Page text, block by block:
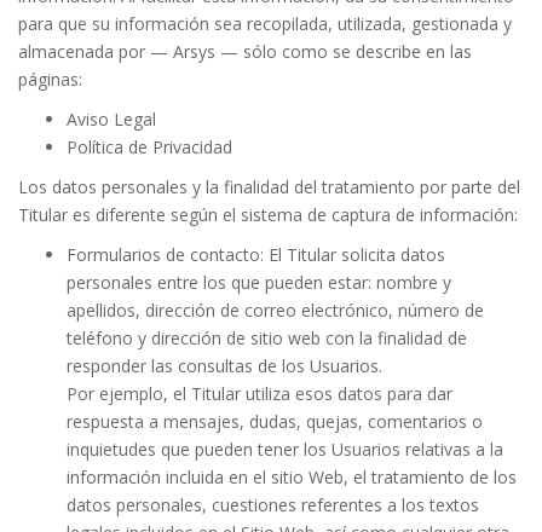
para que su información sea recopilada, utilizada, gestionada y
almacenada por — Arsys — sólo como se describe en las
páginas:
Aviso Legal
Política de Privacidad
Los datos personales y la finalidad del tratamiento por parte del
Titular es diferente según el sistema de captura de información:
Formularios de contacto: El Titular solicita datos
personales entre los que pueden estar: nombre y
apellidos, dirección de correo electrónico, número de
teléfono y dirección de sitio web con la finalidad de
responder las consultas de los Usuarios.
Por ejemplo, el Titular utiliza esos datos para dar
respuesta a mensajes, dudas, quejas, comentarios o
inquietudes que pueden tener los Usuarios relativas a la
información incluida en el sitio Web, el tratamiento de los
datos personales, cuestiones referentes a los textos